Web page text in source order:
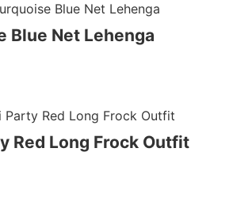
Blue Net Lehenga
Red Long Frock Outfit